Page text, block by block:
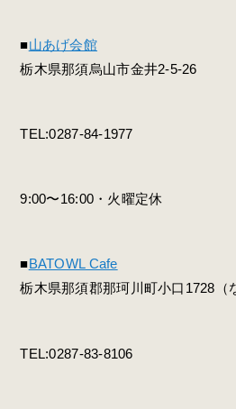
■山あげ会館
栃木県那須烏山市金井2-5-26
TEL:0287-84-1977
9:00〜16:00・火曜定休
■BATOWL Cafe
栃木県那須郡那珂川町小口1728（
TEL:0287-83-8106